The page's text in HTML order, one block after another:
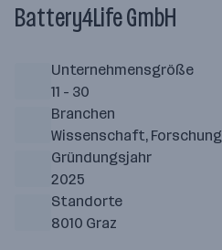
Battery4Life GmbH
Unternehmensgröße
11 - 30
Branchen
Wissenschaft, Forschung
Gründungsjahr
2025
Standorte
8010 Graz